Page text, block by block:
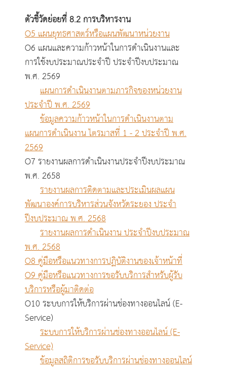
ตัวชี้วัดย่อยที่ 8.2 การบริหารงาน
O5 แผนยุทธศาสตร์หรือแผนพัฒนาหน่วยงาน
O6 แผนและความก้าวหน้าในการดำเนินงานและ
การใช้งบประมาณประจำปี ประจำปีงบประมาณ
พ.ศ. 2569
แผนการดำเนินงานตามภารกิจของหน่วยงาน
ประจำปี พ.ศ. 2569
ข้อมูลความก้าวหน้าในการดำเนินงานตาม
แผนการดำเนินงาน ไตรมาสที่ 1 - 2 ประจำปี พ.ศ.
2569
O7 รายงานผลการดำเนินงานประจำปีงบประมาณ
พ.ศ. 2658
รายงานผลการติดตามและประเมินผลแผน
พัฒนาองค์การบริหารส่วนจังหวัดระยอง ประจำ
ปีงบประมาณ พ.ศ. 2568
รายงานผลการดำเนินงาน ประจำปีงบประมาณ
พ.ศ. 2568
O8 คู่มือหรือแนวทางการปฏิบัติงานของเจ้าหน้าที่
O9 คู่มือหรือแนวทางการขอรับบริการสำหรับผู้รับ
บริการหรือผู้มาติดต่อ
O10 ระบบการให้บริการผ่านช่องทางออนไลน์ (E-
Service)
ระบบการให้บริการผ่านช่องทางออนไลน์ (E-
Service)
ข้อมูลสถิติการขอรับบริการผ่านช่องทางออนไลน์